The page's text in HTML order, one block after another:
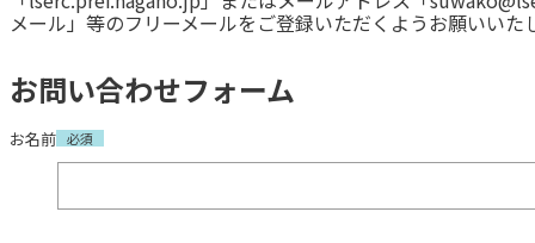
メール」等のフリーメールをご登録いただくようお願いいた
お問い合わせフォーム
お名前 必須